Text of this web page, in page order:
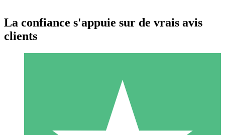
Packs de Crédits Individuels
Payez à l'utilisation avec des crédits de téléchargement. Sans
La confiance s'appuie sur de vrais avis
clients